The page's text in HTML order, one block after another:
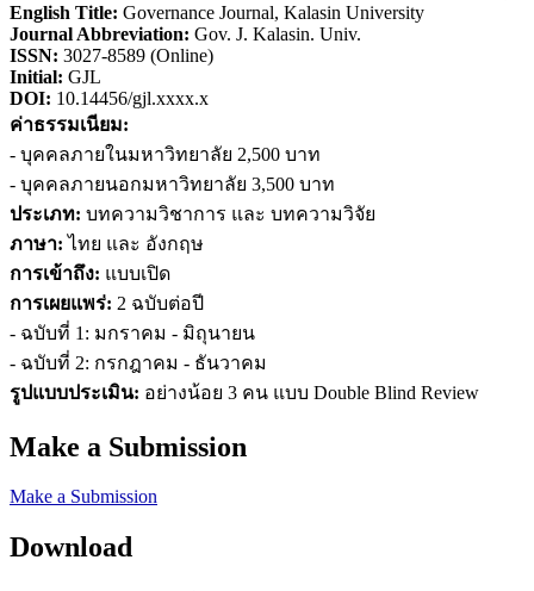
English Title: Governance Journal, Kalasin University
Journal Abbreviation: Gov. J. Kalasin. Univ.
ISSN: 3027-8589 (Online)
Initial: GJL
DOI: 10.14456/gjl.xxxx.x
ค่าธรรมเนียม:
- บุคคลภายในมหาวิทยาลัย 2,500 บาท
- บุคคลภายนอกมหาวิทยาลัย 3,500 บาท
ประเภท: บทความวิชาการ และ บทความวิจัย
ภาษา: ไทย และ อังกฤษ
การเข้าถึง: แบบเปิด
การเผยแพร่: 2 ฉบับต่อปี
- ฉบับที่ 1: มกราคม - มิถุนายน
- ฉบับที่ 2: กรกฎาคม - ธันวาคม
รูปแบบประเมิน: อย่างน้อย 3 คน แบบ Double Blind Review
Make a Submission
Make a Submission
Download